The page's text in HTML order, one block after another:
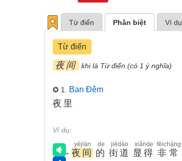
Từ điển Phân biệt Ví dụ
Từ điển
夜间 khi là Từ điển (có 1 ý nghĩa)
✪ 1. Ban Đêm
夜里
Ví dụ:
- 夜间
yèjiān
的
de
街道
jiēdào
显得
xiǎnde
非常
fēicháng